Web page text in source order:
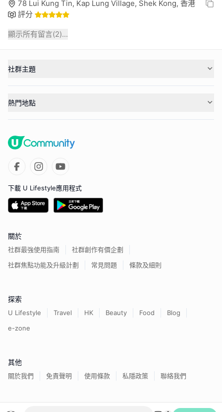
78 Lui Kung Tin, Kap Lung Village, Shek Kong, 香港
評分
顯示所有留言(2)...
社群主題
熱門地點
下載 U Lifestyle應用程式
關於
社群最強使用指南
社群創作有價企劃
社群焦點功能及升級計劃
常見問題 條款及細則
探索
U Lifestyle Travel HK Beauty Food
Blog
e-zone
其他
關於我們 免責聲明 使用條款 私隱政策 聯絡我們